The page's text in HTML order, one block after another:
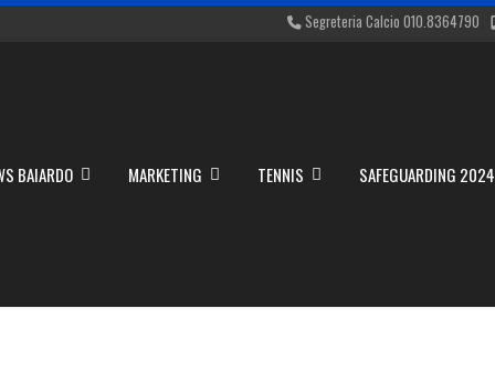
Segreteria Calcio 010.8364790
BAIARDO MARKETING TENNIS SAFEGUARDING